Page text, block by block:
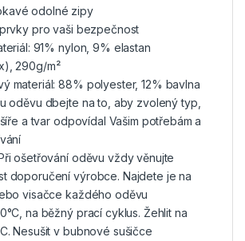
odolné zipy
pro vaši bezpečnost
91% nylon, 9% elastan
290g/m²
materiál: 88% polyester, 12% bavlna
oděvu dbejte na to, aby zvolený typ,
a tvar odpovídal Vašim potřebám a
ošetřování oděvu vždy věnujte
doporučení výrobce. Najdete je na
visačce každého oděvu
na běžný prací cyklus. Žehlit na
Nesušit v bubnové sušičce